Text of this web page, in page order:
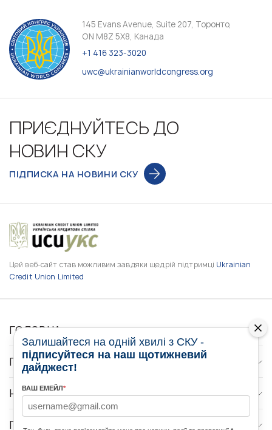
145 Evans Avenue, Suite 207, Торонто,
ON M8Z 5X8, Канада
+1 416 323-3020
uwc@ukrainianworldcongress.org
ПРИЄДНУЙТЕСЬ ДО
НОВИН СКУ
ПІДПИСКА НА НОВИНИ СКУ
Цей веб-сайт став можливим завдяки щедрій підтримці Ukrainian
Credit Union Limited
ГОЛОВНА
ПРО НАС
НОВИНИ
ПРОГРАМИ
Залишайтеся на одній хвилі з СКУ -
підписуйтеся на наш щотижневий
дайджест!
ВАШ ЕМЕЙЛ*